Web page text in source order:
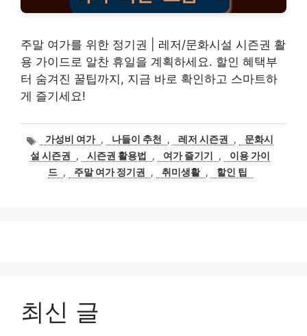
주말 여가를 위한 정기권 | 레저/문화시설 시즌권 활
용 가이드로 알찬 휴일을 계획하세요. 할인 혜택부
터 숨겨진 꿀팁까지, 지금 바로 확인하고 스마트하
게 즐기세요!
태
그
가성비 여가 , 나들이 추천 , 레저 시즌권 ,
문화시
설 시즌권
, 시즌권 활용법 , 여가 즐기기 ,
이용 가이
드 , 주말 여가 정기권 , 취미생활 , 할인 팁
최신 글